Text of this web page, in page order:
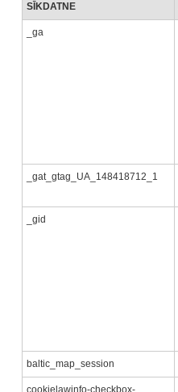
SĪKDATNE
_ga
_gat_gtag_UA_148418712_1
_gid
baltic_map_session
cookielawinfo-checkbox-